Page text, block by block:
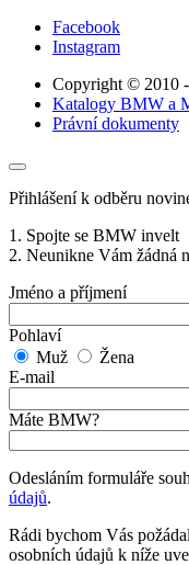
Facebook
Instagram
Copyright © 2010
Katalogy BMW a
Právní dokumenty
Přihlášení k odběru
1. Spojte se BMW invelt
2. Neunikne Vám žádná
Jméno a příjmení
Pohlaví
Muž
Žena
E-mail
Máte BMW?
Odesláním formuláře
údajů.
Rádi bychom Vás
osobních údajů k níže